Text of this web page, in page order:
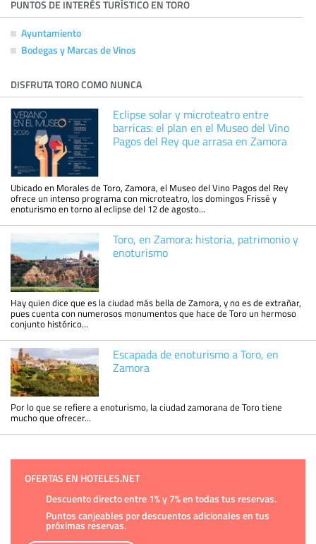
PUNTOS DE INTERÉS TURÍSTICO EN TORO
Ayuntamiento
Bodegas y Marcas de Vinos
DISFRUTA TORO COMO NUNCA
Eclipse solar y microteatro entre
barricas: el plan en el Museo del Vino
Pagos del Rey que arrasa en Zamora
Ubicado en Morales de Toro, Zamora, el Museo del Vino Pagos del Rey
ofrece un intenso programa con microteatro, los domingos Frissé y
enoturismo en torno al eclipse del 12 de agosto...
Toro, en Zamora: historia, patrimonio y
enoturismo
Hay quien dice que es la ciudad más bella de Zamora, y no es de extrañar,
pues cuenta con numerosos monumentos que hace de Toro un hermoso
conjunto histórico...
Escapada de enoturismo a Toro, en
Zamora
Por lo que se refiere a enoturismo, la ciudad zamorana de Toro tiene
mucho que ofrecer...
OFERTAS EN HOTELES.NET
Descuento directo entre 1% y 7% en todas tus reservas.
Puntos canjeables por descuentos adicionales en tus
próximas reservas.